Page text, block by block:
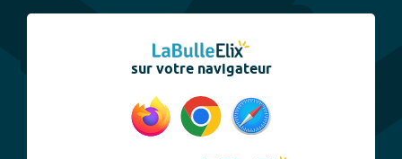
sur votre navigateur